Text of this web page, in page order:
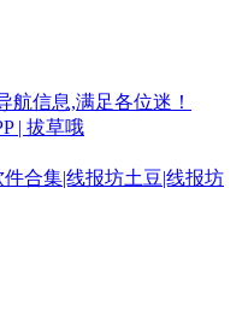
航信息,满足各位迷！
| 拔草哦
合集|线报坊土豆|线报坊